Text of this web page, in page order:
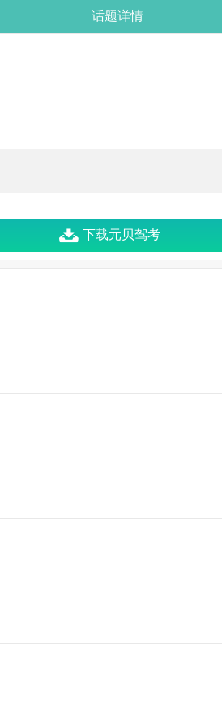
话题详情
下载元贝驾考